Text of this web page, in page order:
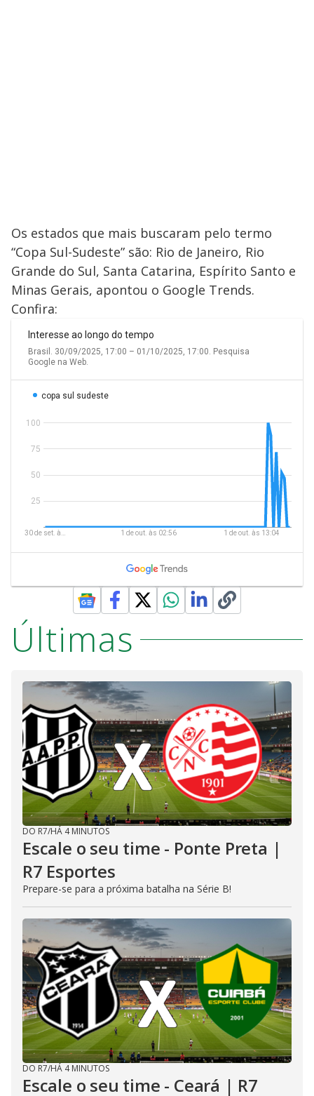
Os estados que mais buscaram pelo termo
“Copa Sul-Sudeste” são: Rio de Janeiro, Rio
Grande do Sul, Santa Catarina, Espírito Santo e
Minas Gerais, apontou o Google Trends.
Confira:
Últimas
DO R7/HÁ 4 MINUTOS
Escale o seu time - Ponte Preta |
R7 Esportes
Prepare-se para a próxima batalha na Série B!
DO R7/HÁ 4 MINUTOS
Escale o seu time - Ceará | R7